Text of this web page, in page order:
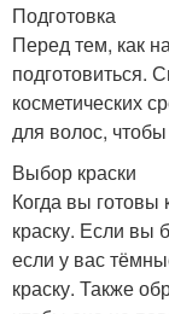
Окрашивания
Оттенок с
Подготовка
Перед тем, как
подготовиться.
косметических
для волос,
Выбор краски
Когда вы
краску. Если вы
если у вас
краску. Также